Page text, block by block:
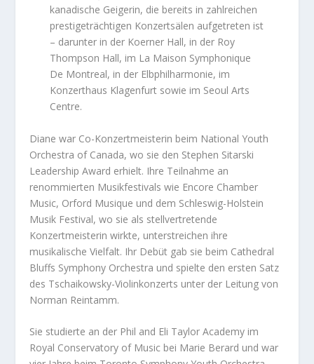
kanadische Geigerin, die bereits in zahlreichen
prestigeträchtigen Konzertsälen aufgetreten ist
– darunter in der Koerner Hall, in der Roy
Thompson Hall, im La Maison Symphonique
De Montreal, in der Elbphilharmonie, im
Konzerthaus Klagenfurt sowie im Seoul Arts
Centre.
Diane war Co-Konzertmeisterin beim National Youth
Orchestra of Canada, wo sie den Stephen Sitarski
Leadership Award erhielt. Ihre Teilnahme an
renommierten Musikfestivals wie Encore Chamber
Music, Orford Musique und dem Schleswig-Holstein
Musik Festival, wo sie als stellvertretende
Konzertmeisterin wirkte, unterstreichen ihre
musikalische Vielfalt. Ihr Debüt gab sie beim Cathedral
Bluffs Symphony Orchestra und spielte den ersten Satz
des Tschaikowsky-Violinkonzerts unter der Leitung von
Norman Reintamm.
Sie studierte an der Phil and Eli Taylor Academy im
Royal Conservatory of Music bei Marie Berard und war